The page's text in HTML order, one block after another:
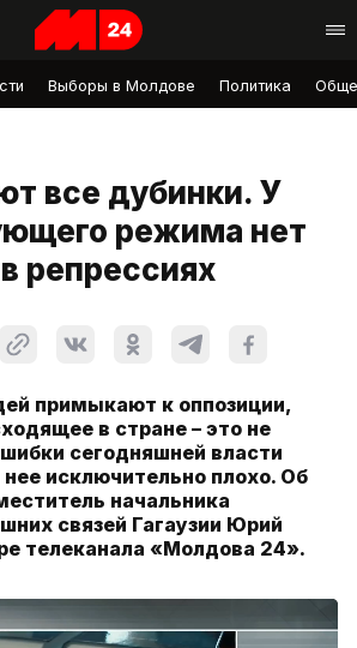
Выборы в Молдове Политика
все дубинки. У
режима нет
репрессиях
примыкают к оппозиции,
в стране – это не
сегодняшней власти
исключительно плохо. Об
начальника
связей Гагаузии Юрий
телеканала «Молдова 24».